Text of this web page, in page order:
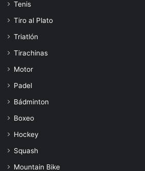
Tenis
Tiro al Plato
Triatlón
Tirachinas
Motor
Padel
Bádminton
Boxeo
Hockey
Squash
Mountain Bike